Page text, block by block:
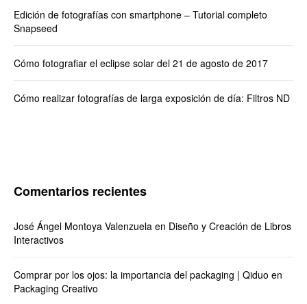
Edición de fotografías con smartphone – Tutorial completo
Snapseed
Cómo fotografiar el eclipse solar del 21 de agosto de 2017
Cómo realizar fotografías de larga exposición de día: Filtros ND
Comentarios recientes
José Ángel Montoya Valenzuela en Diseño y Creación de Libros
Interactivos
Comprar por los ojos: la importancia del packaging | Qiduo en
Packaging Creativo